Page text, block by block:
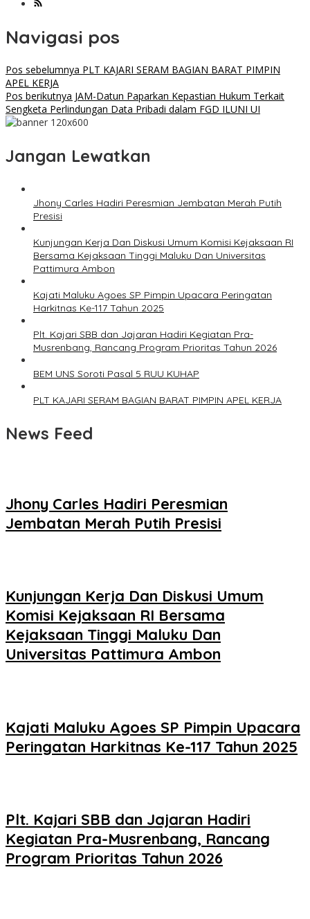
Navigasi pos
Pos sebelumnya PLT KAJARI SERAM BAGIAN BARAT PIMPIN
APEL KERJA
Pos berikutnya JAM-Datun Paparkan Kepastian Hukum Terkait
Sengketa Perlindungan Data Pribadi dalam FGD ILUNI UI
Jangan Lewatkan
Jhony Carles Hadiri Peresmian Jembatan Merah Putih
Presisi
Kunjungan Kerja Dan Diskusi Umum Komisi Kejaksaan RI
Bersama Kejaksaan Tinggi Maluku Dan Universitas
Pattimura Ambon
Kajati Maluku Agoes SP Pimpin Upacara Peringatan
Harkitnas Ke-117 Tahun 2025
Plt. Kajari SBB dan Jajaran Hadiri Kegiatan Pra-
Musrenbang, Rancang Program Prioritas Tahun 2026
BEM UNS Soroti Pasal 5 RUU KUHAP
PLT KAJARI SERAM BAGIAN BARAT PIMPIN APEL KERJA
News Feed
Jhony Carles Hadiri Peresmian
Jembatan Merah Putih Presisi
Kunjungan Kerja Dan Diskusi Umum
Komisi Kejaksaan RI Bersama
Kejaksaan Tinggi Maluku Dan
Universitas Pattimura Ambon
Kajati Maluku Agoes SP Pimpin Upacara
Peringatan Harkitnas Ke-117 Tahun 2025
Plt. Kajari SBB dan Jajaran Hadiri
Kegiatan Pra-Musrenbang, Rancang
Program Prioritas Tahun 2026